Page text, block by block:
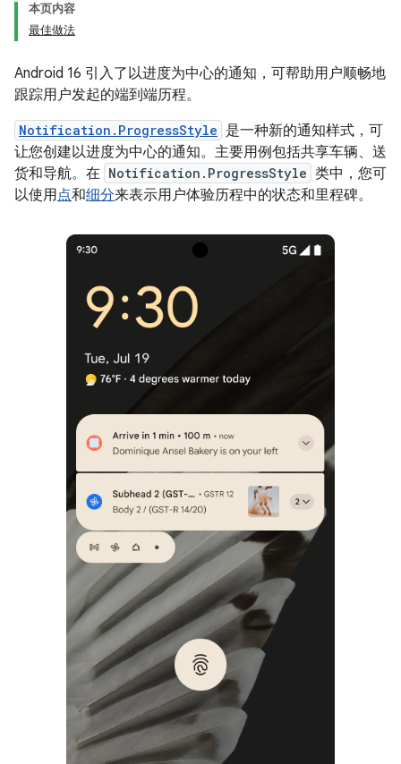
本页内容
最佳做法
Android 16 引入了以进度为中心的通知，可帮助用户顺畅地
跟踪用户发起的端到端历程。
Notification.ProgressStyle 是一种新的通知样式，可
让您创建以进度为中心的通知。主要用例包括共享车辆、送
货和导航。在 Notification.ProgressStyle 类中，您可
以使用点和细分来表示用户体验历程中的状态和里程碑。